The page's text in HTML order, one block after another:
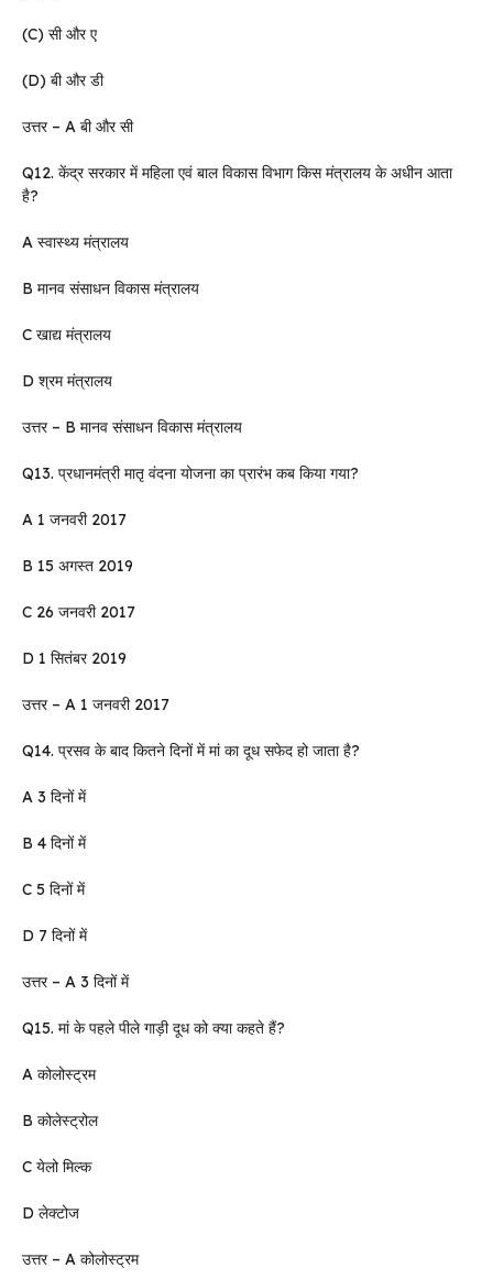
(C) सी और ए
(D) बी और डी
उत्तर – A बी और सी
Q12. केंद्र सरकार में महिला एवं बाल विकास विभाग किस मंत्रालय के अधीन आता
है?
A स्वास्थ्य मंत्रालय
B मानव संसाधन विकास मंत्रालय
C खाद्य मंत्रालय
D श्रम मंत्रालय
उत्तर – B मानव संसाधन विकास मंत्रालय
Q13. प्रधानमंत्री मातृ वंदना योजना का प्रारंभ कब किया गया?
A 1 जनवरी 2017
B 15 अगस्त 2019
C 26 जनवरी 2017
D 1 सितंबर 2019
उत्तर – A 1 जनवरी 2017
Q14. प्रसव के बाद कितने दिनों में मां का दूध सफेद हो जाता है?
A 3 दिनों में
B 4 दिनों में
C 5 दिनों में
D 7 दिनों में
उत्तर – A 3 दिनों में
Q15. मां के पहले पीले गाड़ी दूध को क्या कहते हैं?
A कोलोस्ट्रम
B कोलेस्ट्रोल
C येलो मिल्क
D लेक्टोज
उत्तर – A कोलोस्ट्रम